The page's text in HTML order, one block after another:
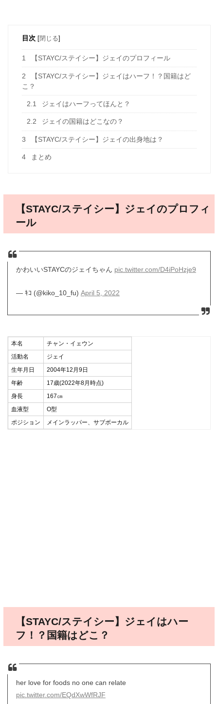
目次 [閉じる]
1 【STAYC/ステイシー】ジェイのプロフィール
2
【STAYC/ステイシー】ジェイはハーフ！？国籍はど
こ？
2.1 ジェイはハーフってほんと？
2.2 ジェイの国籍はどこなの？
3 【STAYC/ステイシー】ジェイの出身地は？
4 まとめ
【STAYC/ステイシー】ジェイのプロフィ
ール
かわいいSTAYCのジェイちゃん pic.twitter.com/D4iPoHzje9
— ｷｺ (@kiko_10_fu) April 5, 2022
本名
チャン・イェウン
活動名
ジェイ
生年月日
2004年12月9日
年齢
17歳(2022年8月時点)
身長
167㎝
血液型
O型
ポジション
メインラッパー、サブボーカル
【STAYC/ステイシー】ジェイはハー
フ！？国籍はどこ？
her love for foods no one can relate
pic.twitter.com/EQdXwWfRJF